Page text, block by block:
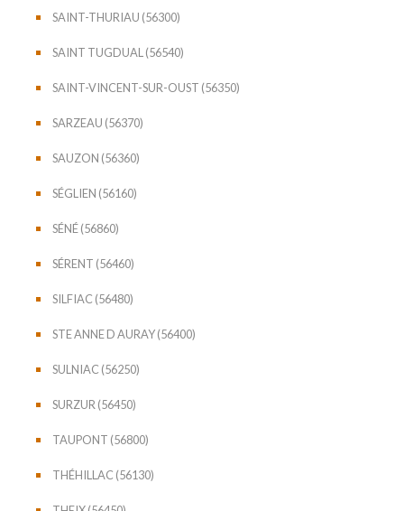
SAINT-THURIAU (56300)
SAINT TUGDUAL (56540)
SAINT-VINCENT-SUR-OUST (56350)
SARZEAU (56370)
SAUZON (56360)
SÉGLIEN (56160)
SÉNÉ (56860)
SÉRENT (56460)
SILFIAC (56480)
STE ANNE D AURAY (56400)
SULNIAC (56250)
SURZUR (56450)
TAUPONT (56800)
THÉHILLAC (56130)